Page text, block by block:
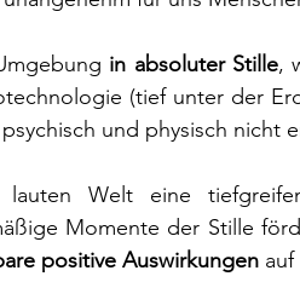
in absoluter Stille,
(tief unter der
und physisch nicht
Welt eine
Momente der Stille
positive Auswirkungen